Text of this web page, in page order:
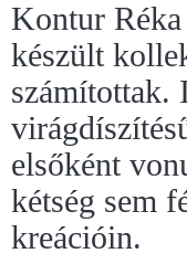
Kontur
készült
számítottak.
elsőként
kétség sem
kreációin.